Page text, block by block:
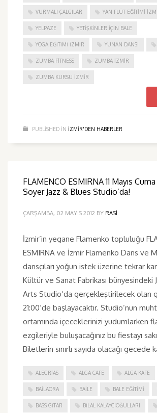
VURMALI ÇALGILAR YAN FLÜT EĞITIMI
YELPAZE YETIŞKINLER IÇIN BALE
YOGA EĞITIMI İZMIR YUNAN DANSI
ZUMBA FITNESS ZUMBA İZMIR
ZUMBA KURSU İZMIR
PUBLISHED IN IZMIR'DEN HABERLER
FLAMENCO ESMIRNA 11 Mayıs Cuma
Soyer Jazz & Blues Studio’da!
ÇARŞAMBA, 02 MAYIS 2012 BY RASI
İzmir’in yegane Flamenko topluluğu
ESMIRNA ve İzmir Flamenko Dans ve
dansçıları yoğun istek üzerine tekrar
Kültür ve Sanat Fabrikası bünyesindeki
Arts Studio‘da gerçekleştirilecek olan
21:00‘de başlayacaktır. Studio’nun
ortamında içeceklerinizi yudumlarken
ezgileriyle buluşacağınız bu fiestayı
Biletlerin sınırlı sayıda olacağı gecede
ALEGRIAS ALGA CAFE ALGA KAFE
BAILAORA BAILE BALE EĞITIMI
BASS GITAR BILAL KALAYCIOĞULLARI